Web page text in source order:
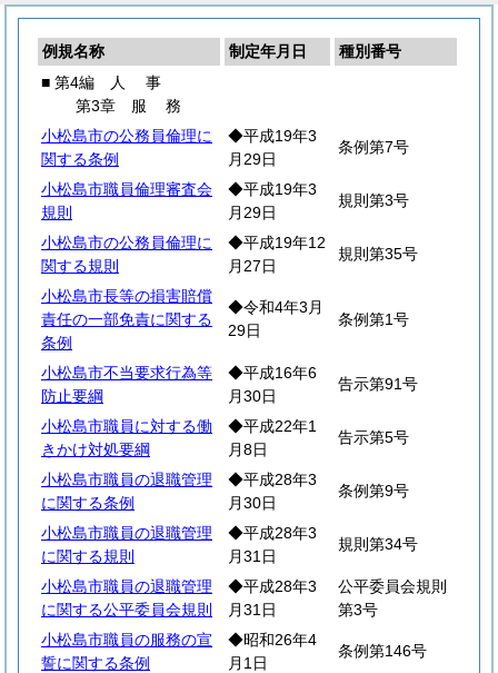
例規名称 制定年月日
種別番号
■ 第4編
人 事
第3章 服務
小松島市の公務員倫理に
関する条例
◆平成19年3
月29日
条例第7号
小松島市職員倫理審査会
規則
◆平成19年3
月29日
規則第3号
小松島市の公務員倫理に
関する規則
◆平成19年12
月27日
規則第35号
小松島市長等の損害賠償
責任の一部免責に関する
条例
◆令和4年3月
29日
条例第1号
小松島市不当要求行為等
防止要綱
◆平成16年6
月30日
告示第91号
小松島市職員に対する働
きかけ対処要綱
◆平成22年1
月8日
告示第5号
小松島市職員の退職管理
に関する条例
◆平成28年3
月30日
条例第9号
小松島市職員の退職管理
に関する規則
◆平成28年3
月31日
規則第34号
小松島市職員の退職管理
に関する公平委員会規則
◆平成28年3
月31日
公平委員会規則
第3号
小松島市職員の服務の宣
誓に関する条例
◆昭和26年4
月1日
条例第146号